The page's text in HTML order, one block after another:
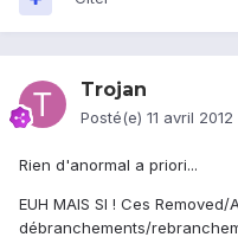
Trojan
Posté(e) 11 avril 2012
Rien d'anormal a priori...
EUH MAIS SI ! Ces
débranchements/